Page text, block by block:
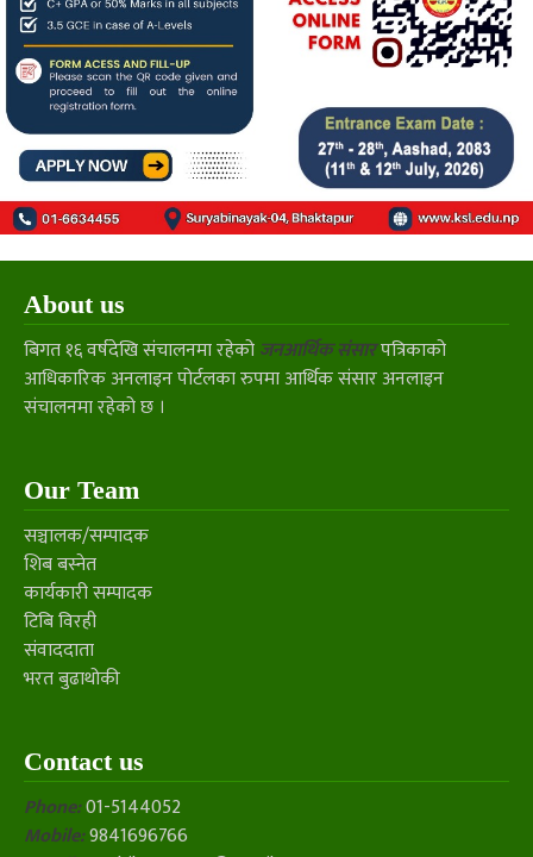
About us
बिगत १६ वर्षदेखि संचालनमा रहेकोजनआर्थिक संसारपत्रिकाको
आधिकारिक अनलाइन पोर्टलका रुपमा आर्थिक संसार अनलाइन
संचालनमा रहेको छ ।
Our Team
सञ्चालक/सम्पादक
शिब बस्नेत
कार्यकारी सम्पादक
टिबि विरही
संवाददाता
भरत बुढाथोकी
Contact us
Phone:01-5144052
Mobile:9841696766